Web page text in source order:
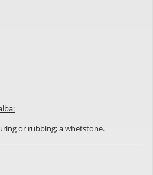
or rubbing; awhetstone.